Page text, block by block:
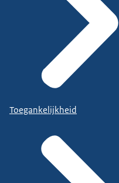
Toegankelijkheid